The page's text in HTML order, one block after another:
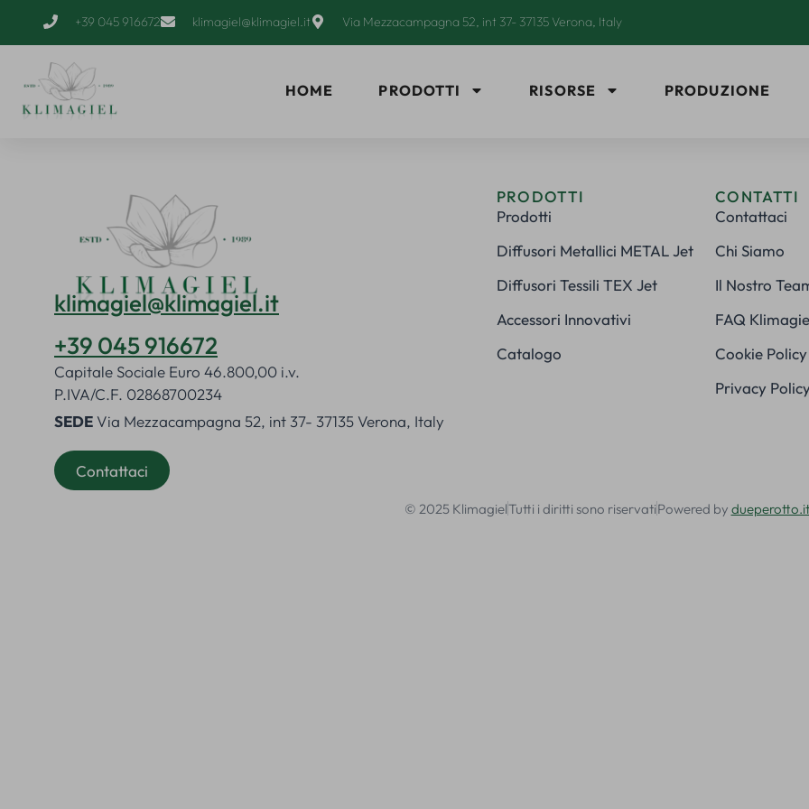
+39 045 916672 klimagiel@klimagiel.it Via Mezzacampagna 52, int 37- 37135 Verona, Italy
HOME PRODOTTI RISORSE PRODUZIONE
klimagiel@klimagiel.it
+39 045 916672
Capitale Sociale Euro 46.800,00 i.v.
P.IVA/C.F. 02868700234
SEDEVia Mezzacampagna 52, int 37- 37135 Verona, Italy
Contattaci
PRODOTTI
Prodotti
Diffusori Metallici METAL Jet
Diffusori Tessili TEX Jet
Accessori Innovativi
Catalogo
CONTATTI
Contattaci
Chi Siamo
Il Nostro
FAQ
Cookie Policy
Privacy
© 2025 KlimagielTutti i diritti sono riservatiPowered by dueperotto.it